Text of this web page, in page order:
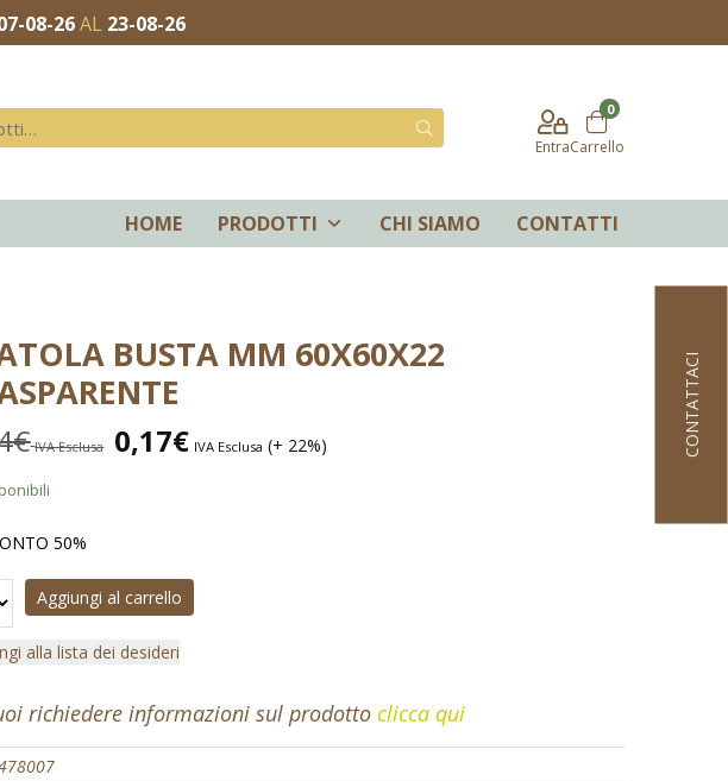
08-26AL 23-08-26
Entra
0
Carrello
HOME PRODOTTI CHI SIAMO CONTATTI
BUSTA MM 60X60X22
€ IVA Esclusa 0,17€ IVA Esclusa (+ 22%)
50%
Aggiungi al carrello
alla lista dei desideri
richiedere informazioni sul prodottoclicca qui
CONTATTACI